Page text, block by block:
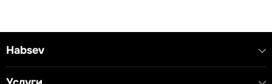
- Тип устройства: Звонок
- Номинальное напряжение: 230V~ 50Hz 8VA
Habsev